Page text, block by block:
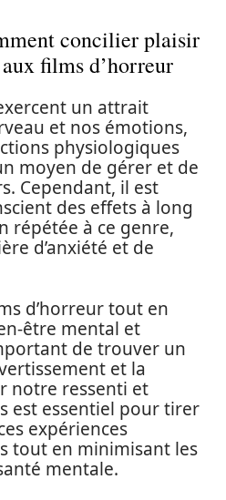
concilier plaisir
films d’horreur
un attrait
et nos émotions,
physiologiques
moyen de gérer et de
Cependant, il est
des effets à long
répétée à ce genre,
d’anxiété et de
d’horreur tout en
être mental et
de trouver un
et la
notre ressenti et
est essentiel pour tirer
expériences
tout en minimisant les
mentale.